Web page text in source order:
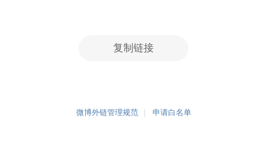
复制链接
微博外链管理规范 申请白名单